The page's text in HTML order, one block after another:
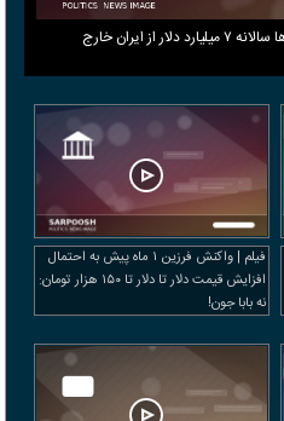
فیلم | کارشناس اقتصادی: افغانستانی‌ها سالانه ۷ میلیارد دلار از ایران خارج
فیلم | واکنش فرزین ۱ ماه پیش به احتمال
افزایش قیمت دلار تا دلار تا ۱۵۰ هزار تومان:
نه بابا جون!